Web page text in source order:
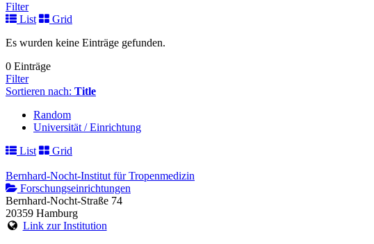
Filter
List
Grid
Es wurden keine Einträge gefunden.
0 Einträge
Filter
Sortieren nach: Title
Random
Universität / Einrichtung
List
Grid
Bernhard-Nocht-Institut für Tropenmedizin
Forschungseinrichtungen
Bernhard-Nocht-Straße 74
20359 Hamburg
Link zur Institution